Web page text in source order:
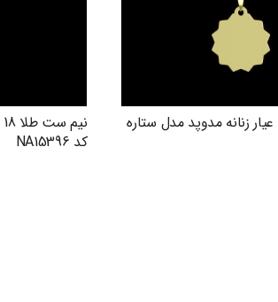
نیم ست طلا 18 عیار زنانه مدوپد مدل ستاره
کد NA15396